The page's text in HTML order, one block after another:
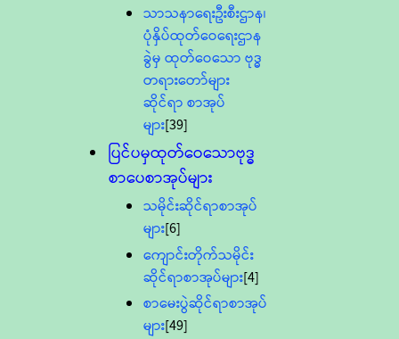
သာသနာရေးဦးစီးဌာန၊
ပုံနှိပ်ထုတ်ဝေရေးဌာန
ခွဲမှ ထုတ်ဝေသော ဗုဒ္ဓ
တရားတော်များ
ဆိုင်ရာ စာအုပ်
များ[39]
ပြင်ပမှထုတ်ဝေသောဗုဒ္ဓ
စာပေစာအုပ်များ
သမိုင်းဆိုင်ရာစာအုပ်
များ[6]
ကျောင်းတိုက်သမိုင်း
ဆိုင်ရာစာအုပ်များ[4]
စာမေးပွဲဆိုင်ရာစာအုပ်
များ[49]